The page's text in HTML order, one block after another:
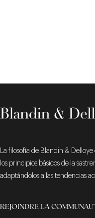
La filosofía de Blandin & Delloye
los principios básicos de la
adaptándolos a las tendencias
REJOINDRE LA